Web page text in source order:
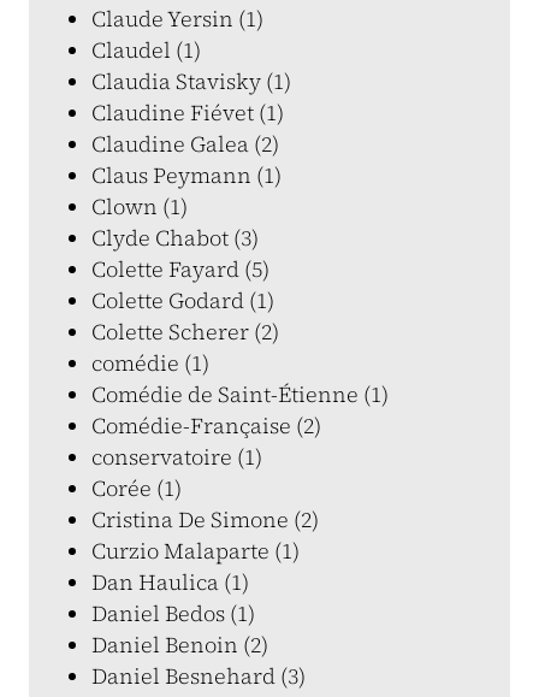
Claude Yersin (1)
Claudel (1)
Claudia Stavisky (1)
Claudine Fiévet (1)
Claudine Galea (2)
Claus Peymann (1)
Clown (1)
Clyde Chabot (3)
Colette Fayard (5)
Colette Godard (1)
Colette Scherer (2)
comédie (1)
Comédie de Saint-Étienne (1)
Comédie-Française (2)
conservatoire (1)
Corée (1)
Cristina De Simone (2)
Curzio Malaparte (1)
Dan Haulica (1)
Daniel Bedos (1)
Daniel Benoin (2)
Daniel Besnehard (3)